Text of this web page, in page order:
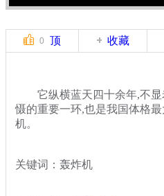
0 顶 收藏
它纵横蓝天四十余年,不显
慑的重要一环,也是我国体格
机。
关键词：轰炸机